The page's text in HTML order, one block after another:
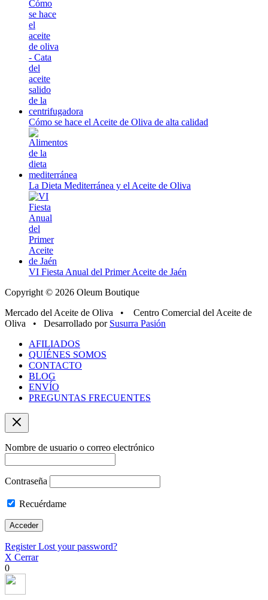
Cómo se hace el Aceite de Oliva de alta calidad
La Dieta Mediterránea y el Aceite de Oliva
VI Fiesta Anual del Primer Aceite de Jaén
Copyright © 2026 Oleum Boutique
Mercado del Aceite de Oliva • Centro Comercial del Aceite de
Oliva • Desarrollado por Susurra Pasión
AFILIADOS
QUIÉNES SOMOS
CONTACTO
BLOG
ENVÍO
PREGUNTAS FRECUENTES
Nombre de usuario o correo electrónico
Contraseña
Recuérdame
Register Lost your password?
X Cerrar
0